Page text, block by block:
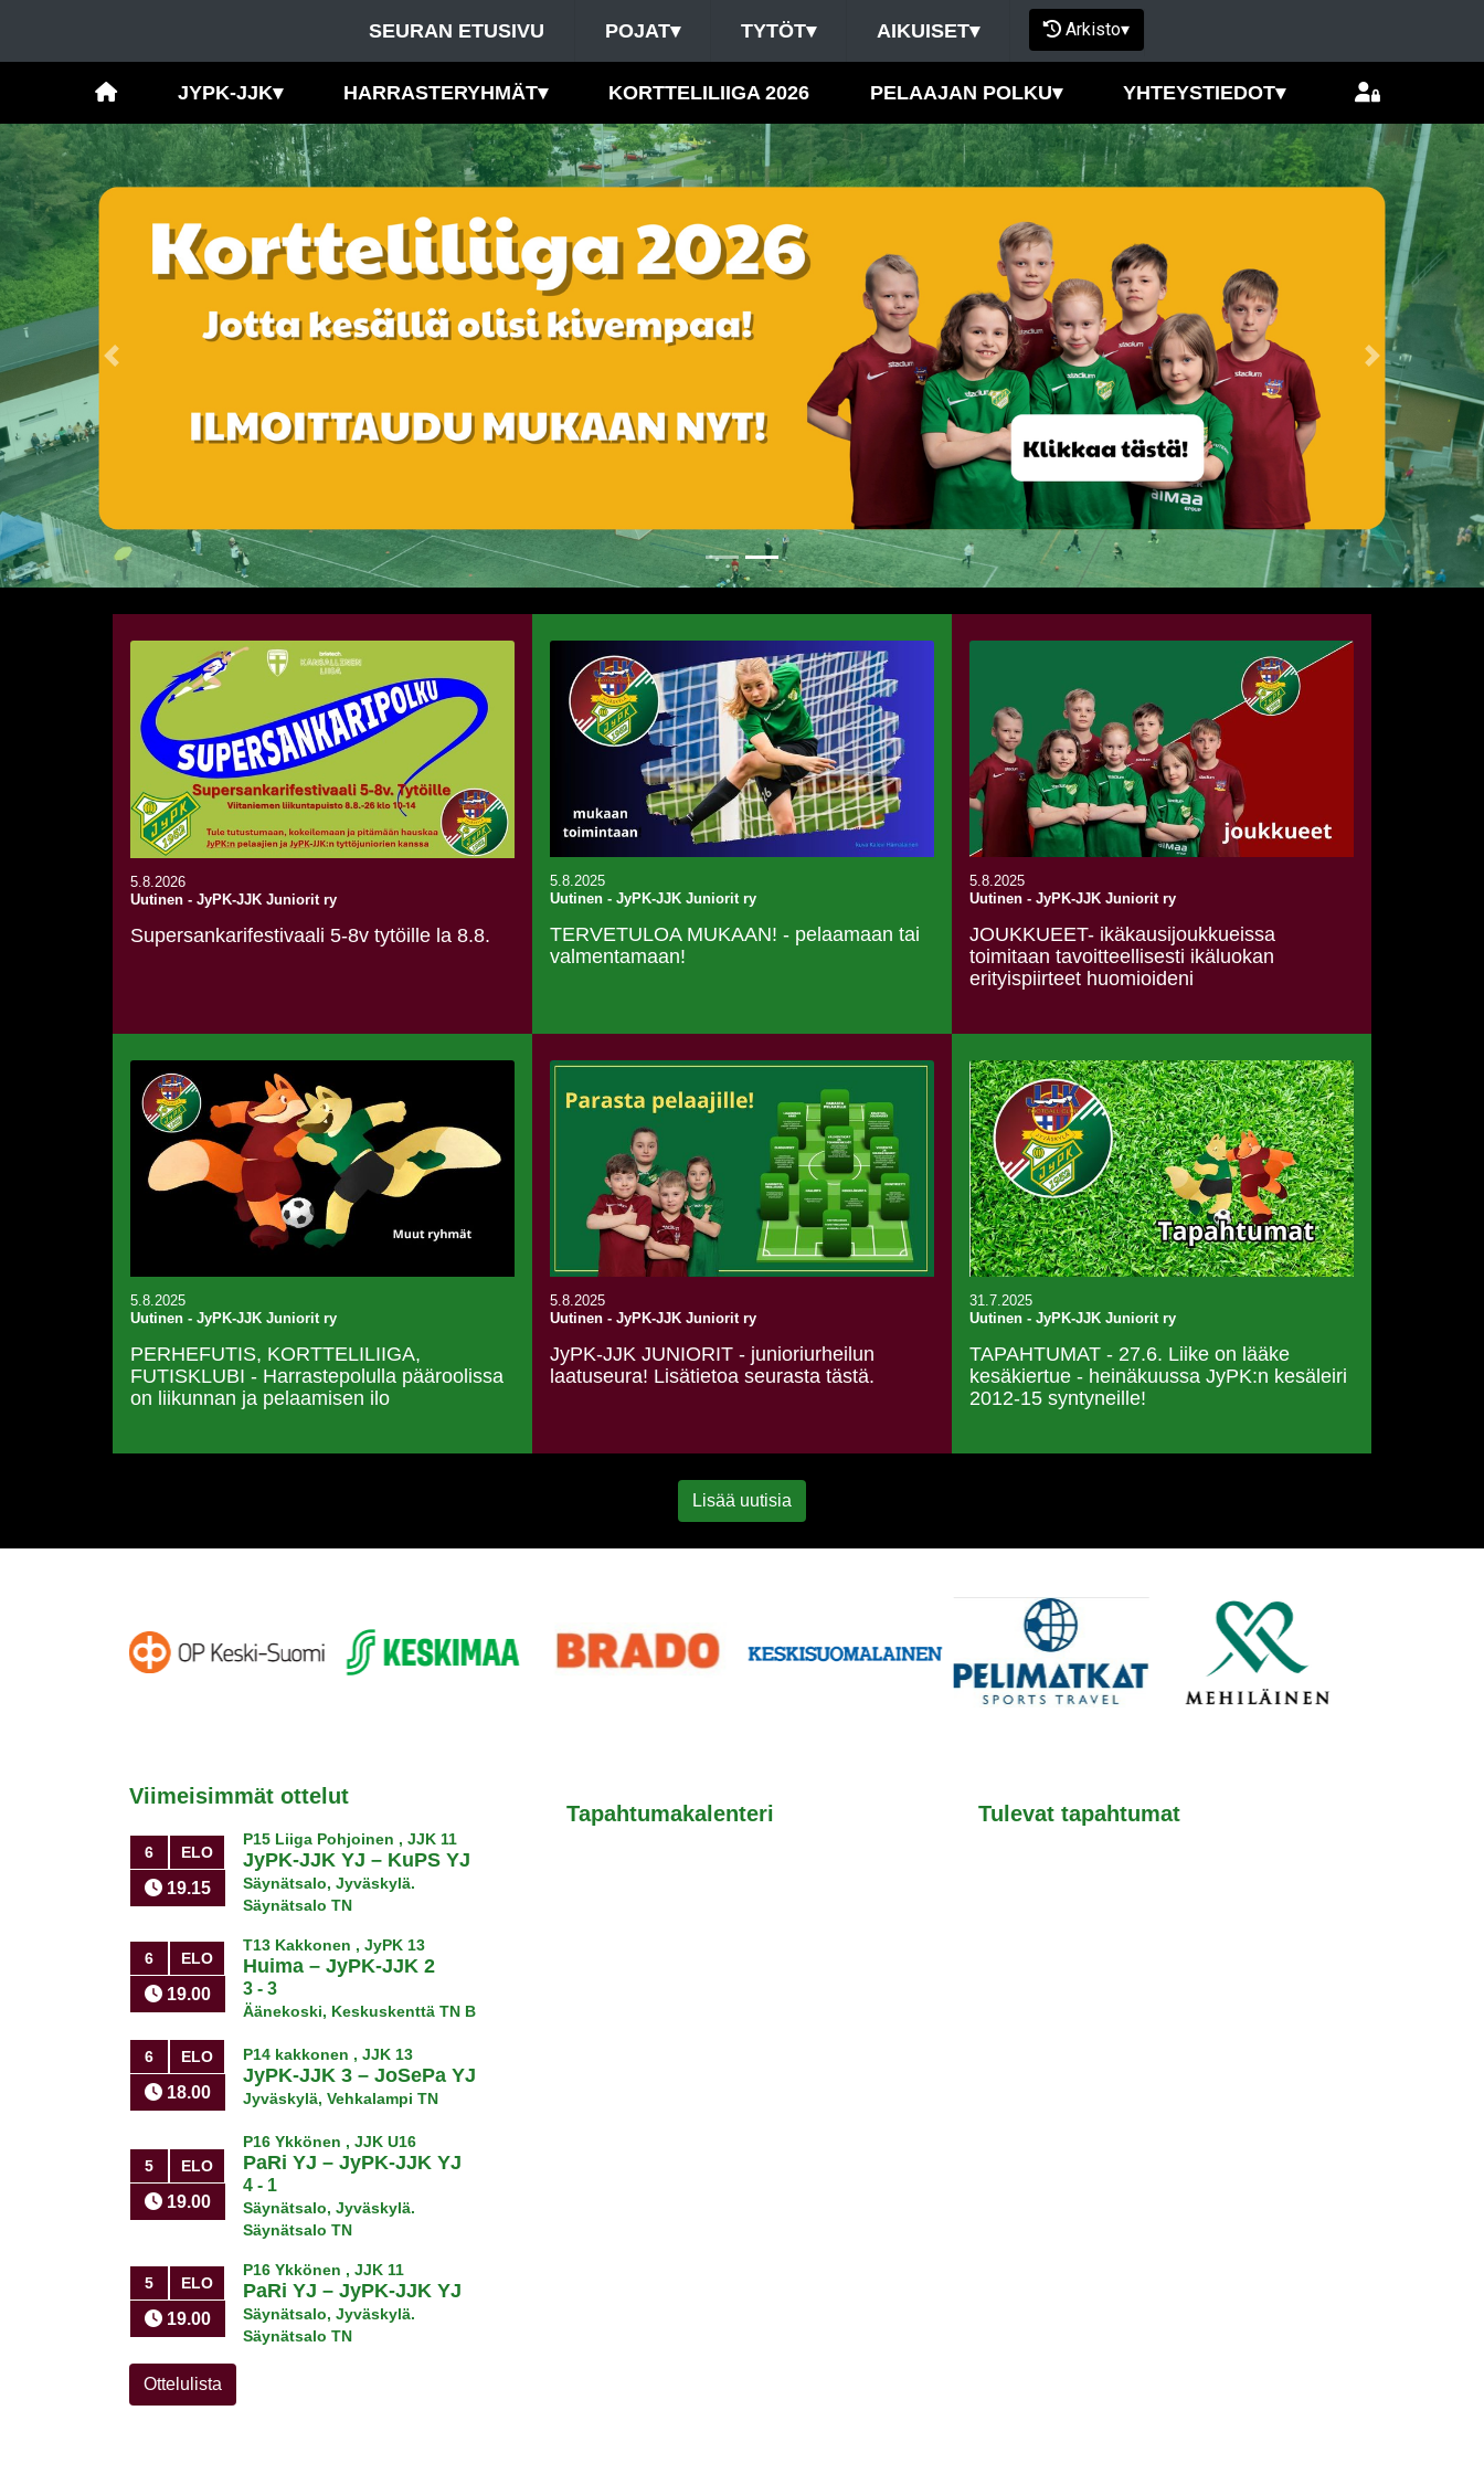
SEURAN ETUSIVU POJAT▾ TYTÖT▾ AIKUISET▾ Arkisto▾
JYPK-JJK▾ HARRASTERYHMÄT▾ KORTTELILIIGA 2026 PELAAJAN POLKU▾ YHTEYSTIEDOT▾
Previous Next
5.8.2026
Uutinen - JyPK-JJK Juniorit ry
Supersankarifestivaali 5-8v tytöille la 8.8.
5.8.2025
Uutinen - JyPK-JJK Juniorit ry
TERVETULOA MUKAAN! - pelaamaan tai
valmentamaan!
5.8.2025
Uutinen - JyPK-JJK Juniorit ry
JOUKKUEET- ikäkausijoukkueissa
toimitaan tavoitteellisesti ikäluokan
erityispiirteet huomioideni
5.8.2025
Uutinen - JyPK-JJK Juniorit ry
PERHEFUTIS, KORTTELILIIGA,
FUTISKLUBI - Harrastepolulla pääroolissa
on liikunnan ja pelaamisen ilo
5.8.2025
Uutinen - JyPK-JJK Juniorit ry
JyPK-JJK JUNIORIT - junioriurheilun
laatuseura! Lisätietoa seurasta tästä.
31.7.2025
Uutinen - JyPK-JJK Juniorit ry
TAPAHTUMAT - 27.6. Liike on lääke
kesäkiertue - heinäkuussa JyPK:n kesäleiri
2012-15 syntyneille!
Lisää uutisia
Viimeisimmät ottelut
6 ELO
19.15
P15 Liiga Pohjoinen , JJK 11
JyPK-JJK YJ – KuPS YJ
Säynätsalo, Jyväskylä.
Säynätsalo TN
6 ELO
19.00
T13 Kakkonen , JyPK 13
Huima– JyPK-JJK 2
3 - 3
Äänekoski, Keskuskenttä TN B
6 ELO
18.00
P14 kakkonen , JJK 13
JyPK-JJK 3– JoSePa YJ
Jyväskylä, Vehkalampi TN
5 ELO
19.00
P16 Ykkönen , JJK U16
PaRi YJ – JyPK-JJK YJ
4 - 1
Säynätsalo, Jyväskylä.
Säynätsalo TN
5 ELO
19.00
P16 Ykkönen , JJK 11
PaRi YJ – JyPK-JJK YJ
Säynätsalo, Jyväskylä.
Säynätsalo TN
Ottelulista
Tapahtumakalenteri Tulevat tapahtumat